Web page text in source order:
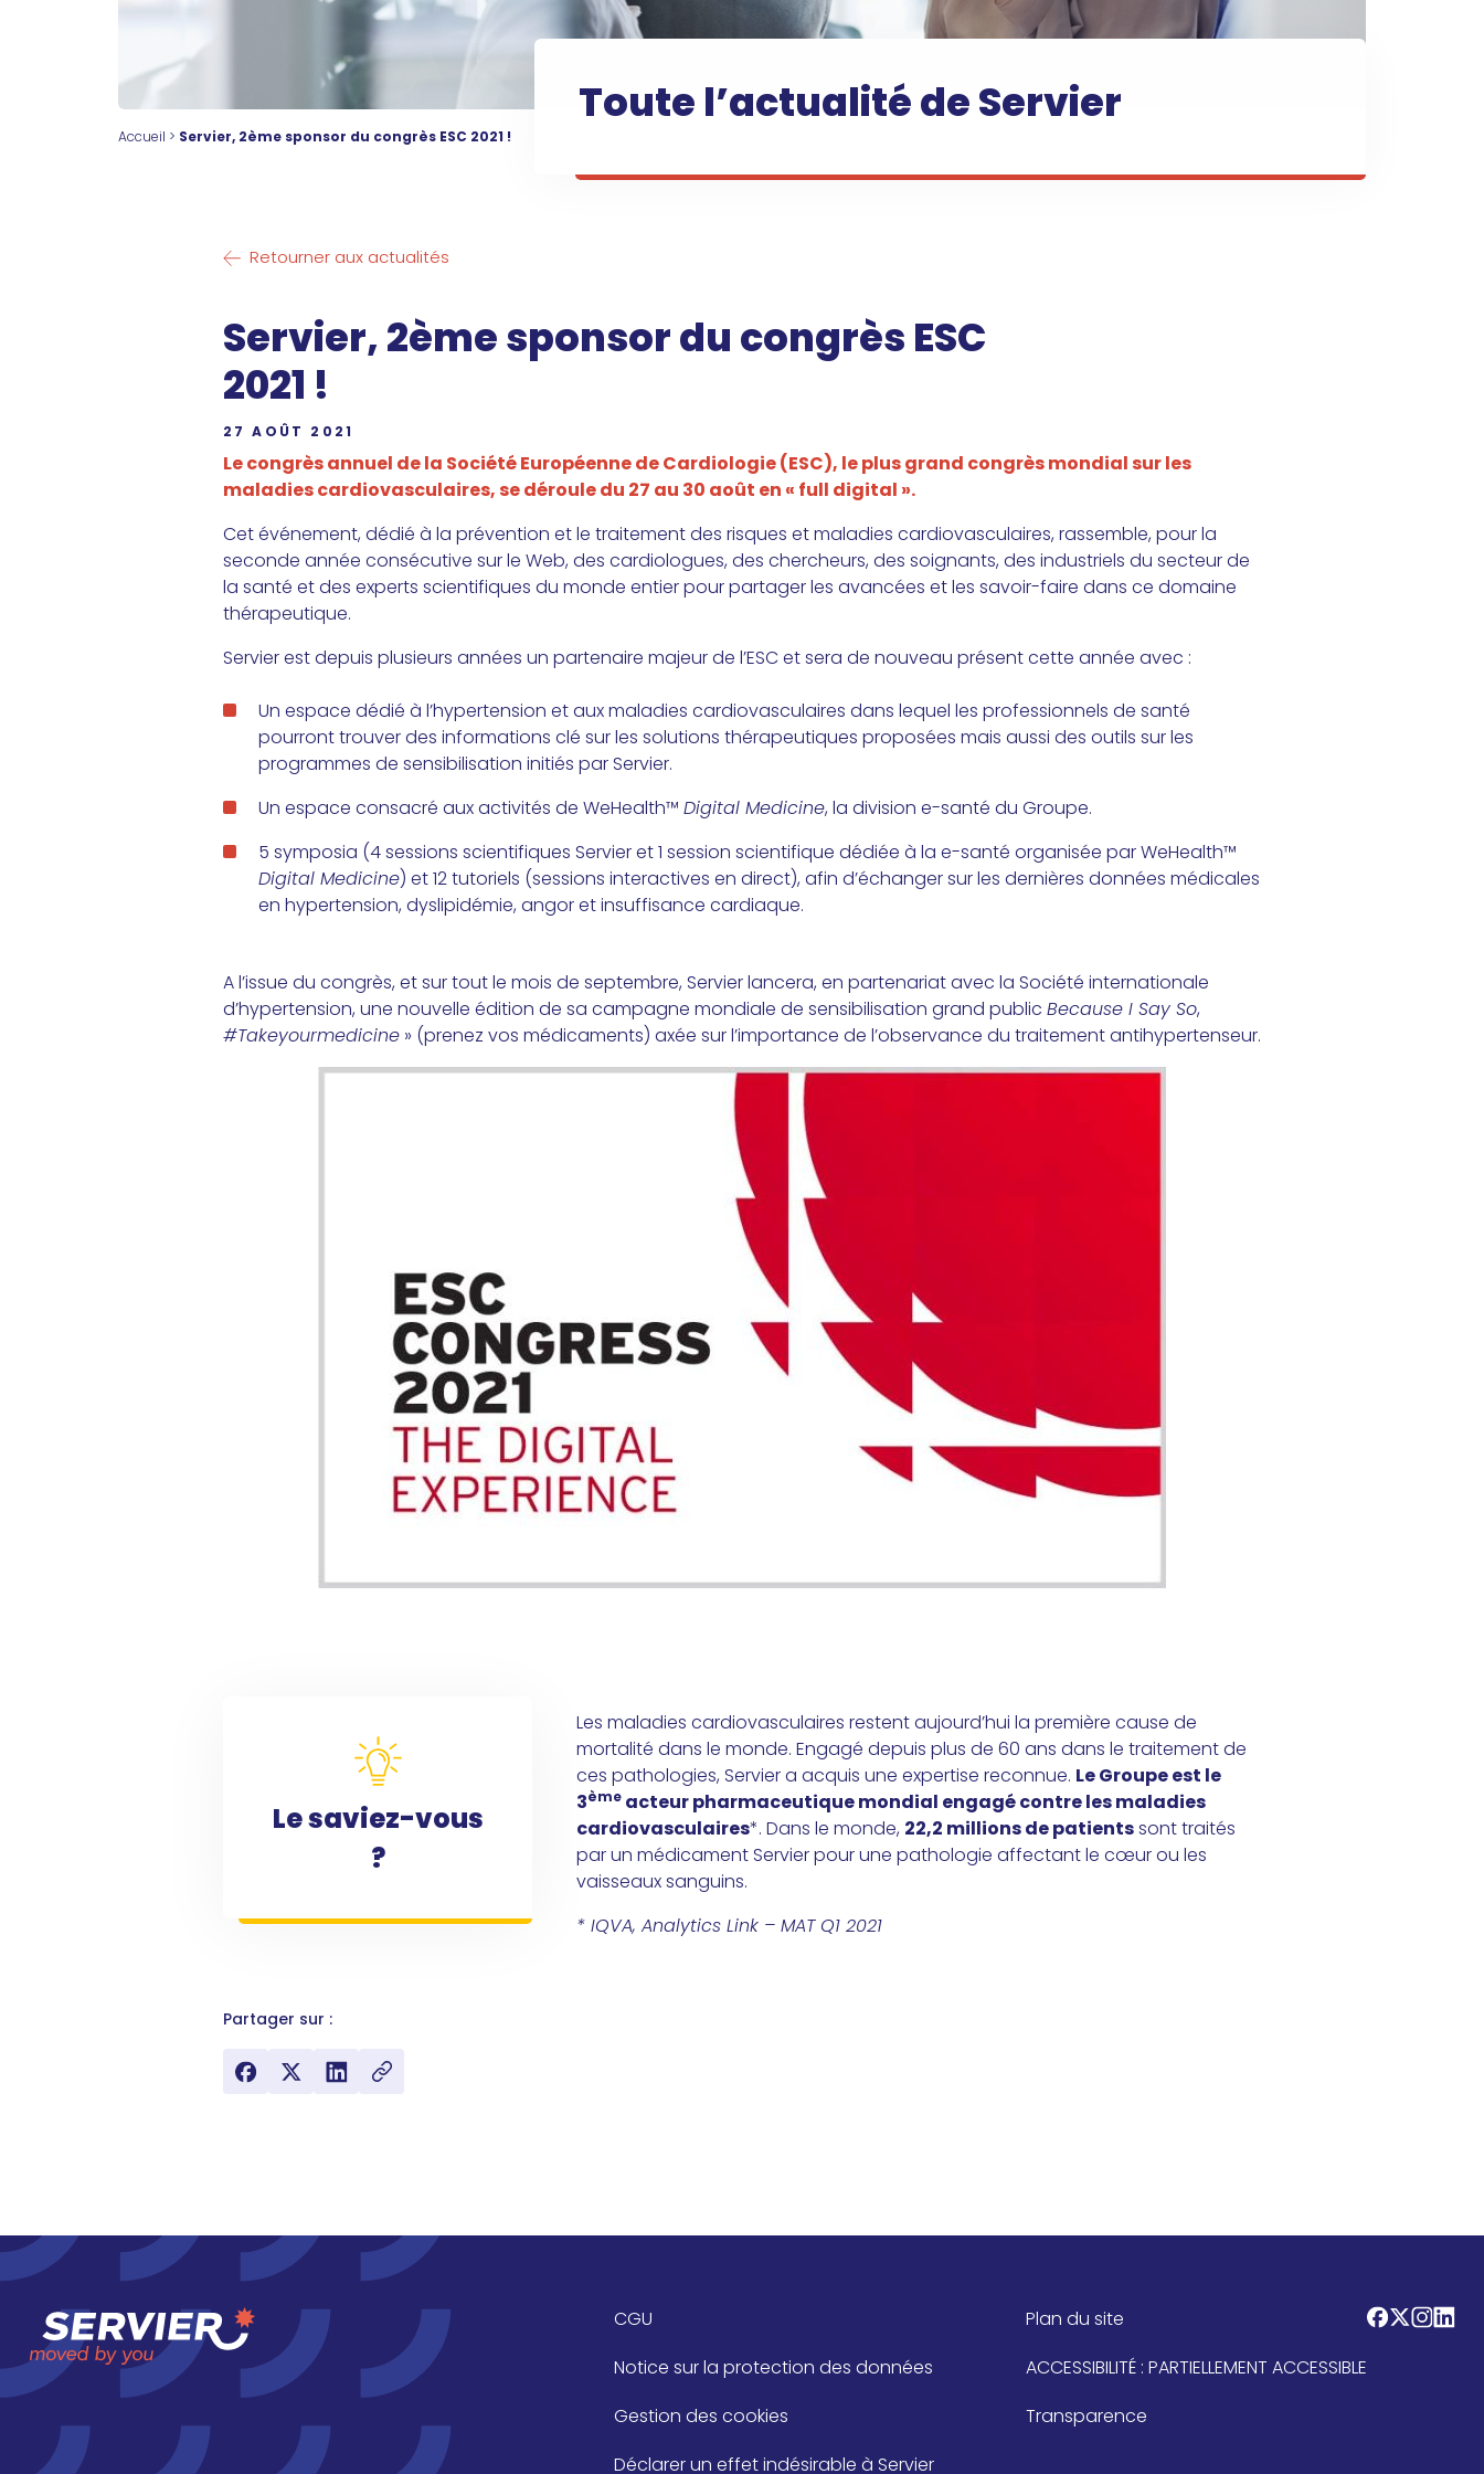
Toute l’actualité de Servier
Accueil > Servier, 2ème sponsor du congrès ESC 2021 !
Retourner aux actualités
Servier, 2ème sponsor du congrès ESC
2021 !
27 AOÛT 2021
Le congrès annuel de la Société Européenne de Cardiologie (ESC), le plus grand congrès mondial sur les
maladies cardiovasculaires, se déroule du 27 au 30 août en « full digital ».
Cet événement, dédié à la prévention et le traitement des risques et maladies cardiovasculaires, rassemble, pour la
seconde année consécutive sur le Web, des cardiologues, des chercheurs, des soignants, des industriels du secteur de
la santé et des experts scientifiques du monde entier pour partager les avancées et les savoir-faire dans ce domaine
thérapeutique.
Servier est depuis plusieurs années un partenaire majeur de l’ESC et sera de nouveau présent cette année avec :
Un espace dédié à l’hypertension et aux maladies cardiovasculaires dans lequel les professionnels de santé
pourront trouver des informations clé sur les solutions thérapeutiques proposées mais aussi des outils sur les
programmes de sensibilisation initiés par Servier.
Un espace consacré aux activités de WeHealth™ Digital Medicine, la division e-santé du Groupe.
5 symposia (4 sessions scientifiques Servier et 1 session scientifique dédiée à la e-santé organisée par WeHealth™
Digital Medicine) et 12 tutoriels (sessions interactives en direct), afin d’échanger sur les dernières données médicales
en hypertension, dyslipidémie, angor et insuffisance cardiaque.
A l’issue du congrès, et sur tout le mois de septembre, Servier lancera, en partenariat avec la Société internationale
d’hypertension, une nouvelle édition de sa campagne mondiale de sensibilisation grand public Because I Say So,
#Takeyourmedicine » (prenez vos médicaments) axée sur l’importance de l’observance du traitement antihypertenseur.
Le saviez-vous
?
Les maladies cardiovasculaires restent aujourd’hui la première cause de
mortalité dans le monde. Engagé depuis plus de 60 ans dans le traitement de
ces pathologies, Servier a acquis une expertise reconnue. Le Groupe est le
3ème acteur pharmaceutique mondial engagé contre les maladies
cardiovasculaires*. Dans le monde, 22,2 millions de patientssont traités
par un médicament Servier pour une pathologie affectant le cœur ou les
vaisseaux sanguins.
* IQVA, Analytics Link – MAT Q1 2021
Partager sur :
CGU
Notice sur la protection des données
Gestion des cookies
Déclarer un effet indésirable à Servier
Plan du site
ACCESSIBILITÉ : PARTIELLEMENT ACCESSIBLE
Transparence